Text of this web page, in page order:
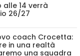
14 verrà
26/27
coach Crocetta:
in una realtà
una squadra